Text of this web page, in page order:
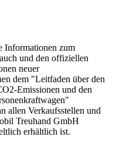
Informationen zum
und den offiziellen
neuer
dem "Leitfaden über den
Emissionen und den
allen Verkaufsstellen und
Treuhand GmbH
erhältlich ist.